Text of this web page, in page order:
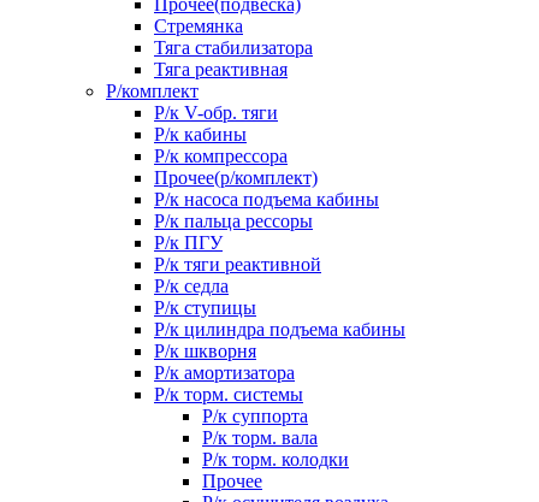
Прочее(подвеска)
Стремянка
Тяга стабилизатора
Тяга реактивная
Р/комплект
Р/к V-обр. тяги
Р/к кабины
Р/к компрессора
Прочее(р/комплект)
Р/к насоса подъема кабины
Р/к пальца рессоры
Р/к ПГУ
Р/к тяги реактивной
Р/к седла
Р/к ступицы
Р/к цилиндра подъема кабины
Р/к шкворня
Р/к амортизатора
Р/к торм. системы
Р/к суппорта
Р/к торм. вала
Р/к торм. колодки
Прочее